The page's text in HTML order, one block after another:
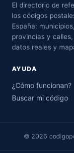
El directorio de
los códigos
España: municipios,
provincias y
datos reales y
AYUDA
¿Cómo funcionan?
Buscar mi código
© 2026